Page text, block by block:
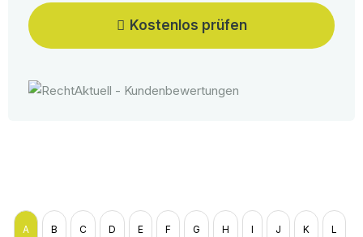
Kostenlos prüfen
A B C D E F G H I J K L